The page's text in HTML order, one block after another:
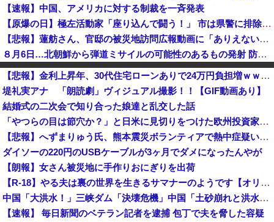
【速報】中国、アメリカに対する制裁を一斉発表
【原爆の日】極左活動家「座り込んで闘う！」 市は県警に排除を要請、広島県警は「威力業務妨害行為に当たると通告」一瞬で全員排除
【悲報】蓮舫さん、官邸の被災地訪問広報動画に「ありえない！作成費用は、あなたの税金です！」と猛批判 → ネットからは巨大ブーメランを指摘する声 ...
８月6日…北朝鮮から弾道ミサイルの可能性のあるもの発射 防衛省が発表 [8/6]
消費税減税に反対していた財務省の面目が丸潰れに、減税が決まった途端に市場が動き出したが……
【悲報】Googleのエンジニア「AIで仕事がつまらなくなった」
なぜこんなに多くの物が中国製なのか？…米メディア！
【衝撃】30年続いたモスクの祭りに『異変』が起こる・・・・・
高市首、自民党内で「独裁だ」と批判され始める
【悲報】金利上昇年、30代住宅ローンありで24万円負担増ｗｗｗｗｗｗｗｗｗｗｗｗ
堤礼実アナ 「朗読劇」ヴィジュアル撮影！！【GIF動画あり】
結婚式の二次会で知り合った娘達と乱交した話
「やつらの目は節穴か？」と日米に見切りをつけた欧州投資家の選択に衝撃を受ける人が続出、日英米の資産を処分して代わりに選んだのは……
【悲報】へずまりゅう氏、熊本震災ボランティアで熱中症疑い「水風呂に入っても体内が熱く感じる…」 → 野口健さん「休養日を設けた方がいい！」
ダイソーの220円のUSBケーブルが3ヶ月でダメになったんやが
【朗報】女さん被災地に手作りおにぎりを出荷
【R-18】やる夫は裏の世界を生きるサマナーのようです【オリジナルメガテン】 第１話 デビルサマナーやる夫
中国「大洪水！」三峡ダム「決壊危機」中国「土砂崩れと洪水被害の対策強化！」中国政府「三峡ダム周辺を重点強化」中国ダム「決壊」中国「現場封鎖！（空撮削除」→
【速報】 毎日新聞のベテラン記者を逮捕 包丁で夫を脅した容疑